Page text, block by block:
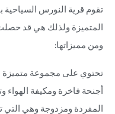
تقوم قرية النورس السياحية
المتميزة ولذلك هي قد حصلت على 4
ومن مميزاتها:
تحتوي على مجموعة متميزة
أجنحة فاخرة ومكيفة
المفردة ومزدوجة وهي